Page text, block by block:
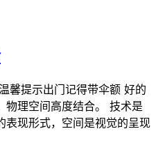
馨提示出门记得带伞额 好的
物理空间高度结合。 技术是
表现形式，空间是视觉的呈现